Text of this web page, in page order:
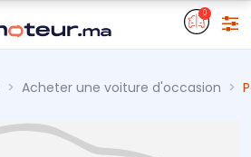
0
Acheter une voiture d'occasion